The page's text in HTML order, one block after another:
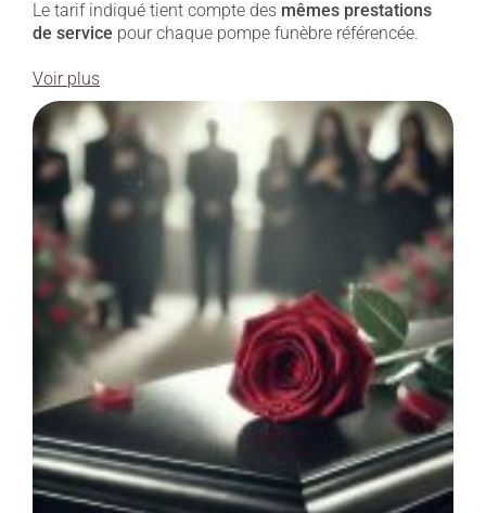
Le tarif indiqué tient compte des mêmes prestations
de service pour chaque pompe funèbre référencée.
Voir plus